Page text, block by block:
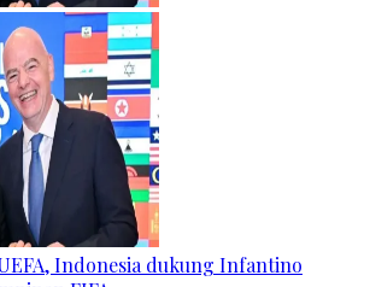
Indonesia dukung Infantino